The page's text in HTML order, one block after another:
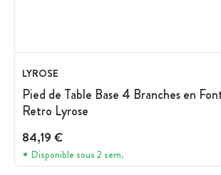
LYROSE
Pied de Table Base 4 Branches en
Retro Lyrose
84,19 €
Disponible sous 2 sem.